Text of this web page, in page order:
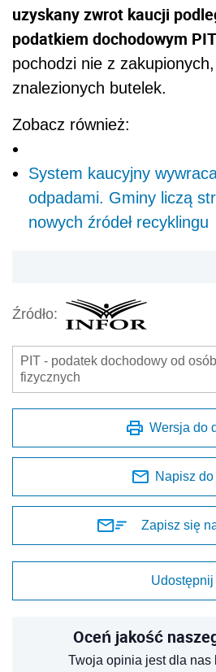
uzyskany zwrot kaucji
podatkiem dochodowym PIT
pochodzi nie z
znalezionych butelek.
Zobacz również:
System kaucyjny
odpadami. Gminy liczą
nowych źródeł recyklingu
Źródło:
PIT - podatek dochodowy od osób
fizycznych
Wersja do
Napisz
Zapisz się
Udostępnij
Oceń jakość
Twoja opinia jest dla nas